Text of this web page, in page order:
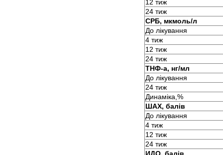
12 тиж
24 тиж
СРБ, мкмоль/л
До лікування
4 тиж
12 тиж
24 тиж
ТНФ-а, нг/мл
До лікування
24 тиж
Динаміка,%
ШАХ, балів
До лікування
4 тиж
12 тиж
24 тиж